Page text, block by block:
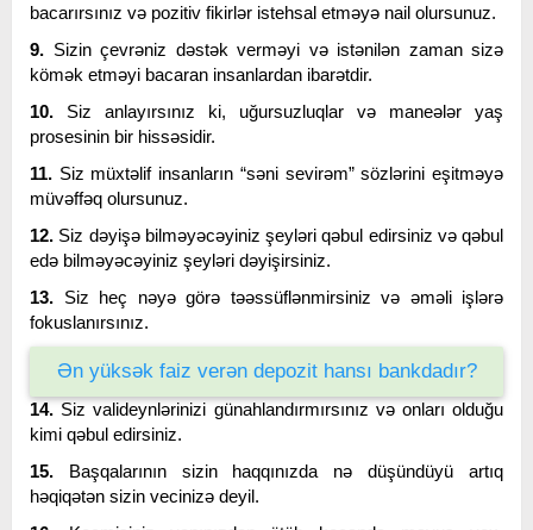
bacarırsınız və pozitiv fikirlər istehsal etməyə nail olursunuz.
9. Sizin çevrəniz dəstək verməyi və istənilən zaman sizə
kömək etməyi bacaran insanlardan ibarətdir.
10. Siz anlayırsınız ki, uğursuzluqlar və maneələr yaş
prosesinin bir hissəsidir.
11. Siz müxtəlif insanların “səni sevirəm” sözlərini eşitməyə
müvəffəq olursunuz.
12. Siz dəyişə bilməyəcəyiniz şeyləri qəbul edirsiniz və qəbul
edə bilməyəcəyiniz şeyləri dəyişirsiniz.
13. Siz heç nəyə görə təəssüflənmirsiniz və əməli işlərə
fokuslanırsınız.
Ən yüksək faiz verən depozit hansı bankdadır?
14. Siz valideynlərinizi günahlandırmırsınız və onları olduğu
kimi qəbul edirsiniz.
15. Başqalarının sizin haqqınızda nə düşündüyü artıq
həqiqətən sizin vecinizə deyil.